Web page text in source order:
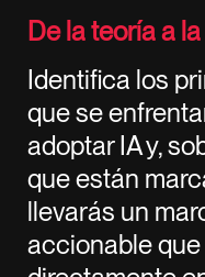
De la teoría a
Identifica los
que se
adoptar IA y,
que están
llevarás un
accionable